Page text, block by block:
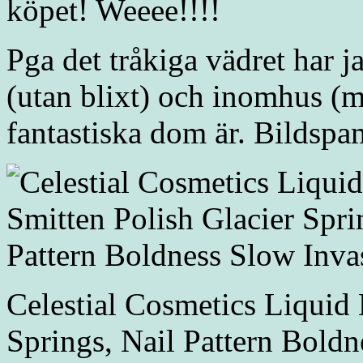
köpet! Weeee!!!!
Pga det tråkiga vädret har
(utan blixt) och inomhus
fantastiska dom är.
Celestial Cosmetics
Springs, Nail Pattern